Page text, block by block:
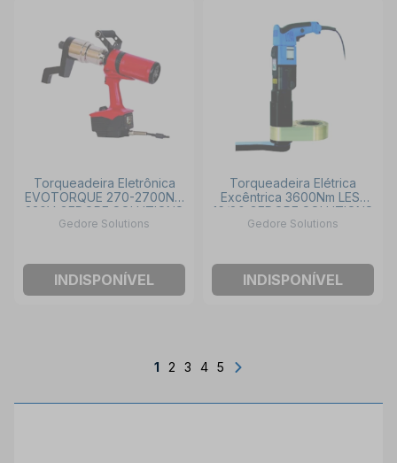
Torqueadeira Eletrônica
EVOTORQUE 270-2700Nm
230V GEDORE SOLUTIONS
Gedore Solutions
INDISPONÍVEL
Torqueadeira Elétrica
Excêntrica 3600Nm LES-
16/80 GEDORE SOLUTIONS
Gedore Solutions
INDISPONÍVEL
1 2 3 4 5